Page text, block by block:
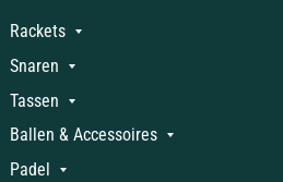
Rackets
Snaren
Tassen
Ballen & Accessoires
Padel